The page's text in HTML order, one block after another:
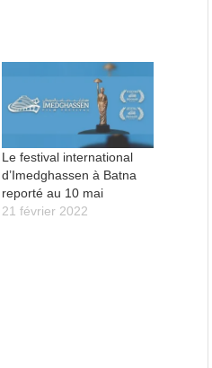
Le festival international
d’Imedghassen à Batna
reporté au 10 mai
21 février 2022